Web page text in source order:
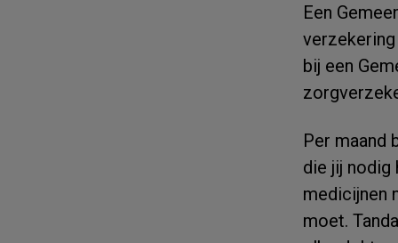
Een
bij een
Per maand
die jij nodig
medicijnen
moet.